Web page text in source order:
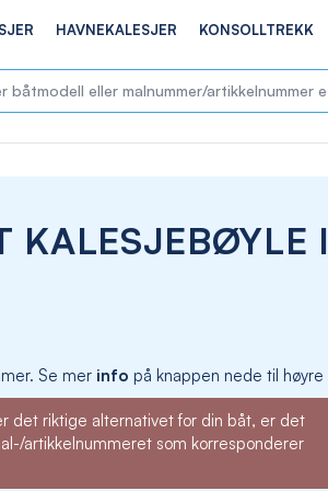
HAVNEKALESJER KONSOLLTREKK
KALESJEBØYLE I
Se mer info på knappen nede til høyre
det riktige alternativet for din båt, er det
artikkelnummeret som korresponderer